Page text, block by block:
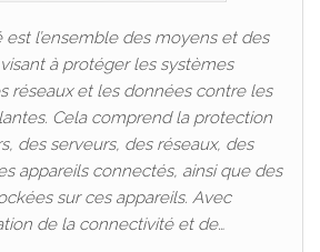
l’ensemble des moyens et des
à protéger les systèmes
réseaux et les données contre les
Cela comprend la protection
des serveurs, des réseaux, des
appareils connectés, ainsi que des
sur ces appareils. Avec
de la connectivité et de…